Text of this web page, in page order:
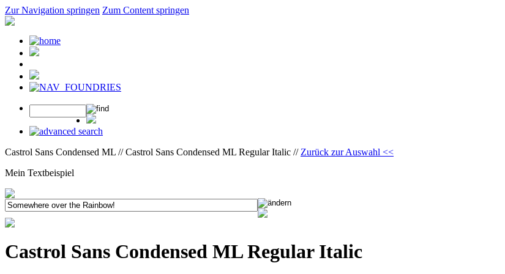
Zur Navigation springen Zum Content springen
Castrol Sans Condensed ML // Castrol Sans Condensed ML Regular Italic // Zurück zur Auswahl <<
Mein Textbeispiel
Castrol Sans Condensed ML Regular Italic